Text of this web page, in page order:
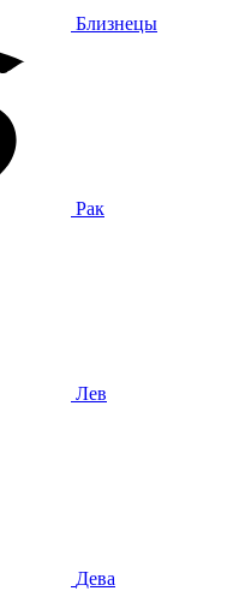
Близнецы
Рак
Лев
Дева